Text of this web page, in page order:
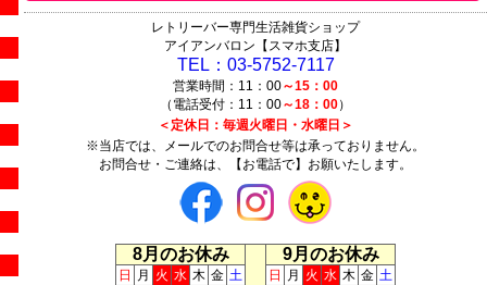
レトリーバー専門生活雑貨ショップ
アイアンバロン【スマホ支店】
TEL：03-5752-7117
営業時間：11：00～15：00
（電話受付：11：00～18：00）
＜定休日：毎週火曜日・水曜日＞
※当店では、メールでのお問合せ等は承っておりません。
お問合せ・ご連絡は、【お電話で】お願いたします。
8月のお休み 9月のお休み
日 月 火 水 木 金 土 日 月 火 水 木 金 土